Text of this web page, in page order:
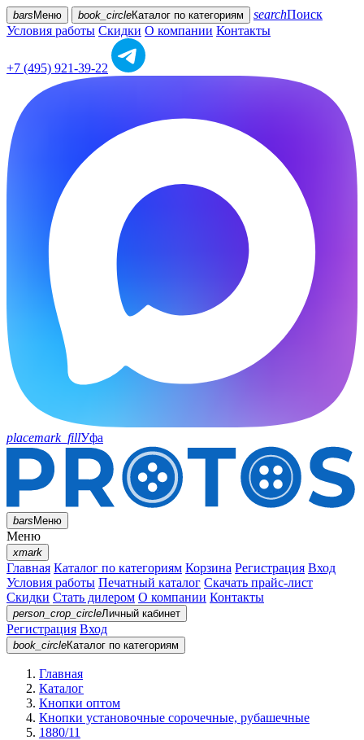
bars Меню book_circleКаталог по категориям searchПоиск
Условия работы Скидки О компании Контакты
+7 (495) 921-39-22
placemark_fillУфа
barsМеню
Меню
xmark
Главная Каталог по категориям Корзина Регистрация Вход
Условия работы Печатный каталог Скачать прайс-лист
Скидки Стать дилером О компании Контакты
person_crop_circleЛичный кабинет
Регистрация Вход
book_circleКаталог по категориям
Главная
Каталог
Кнопки оптом
Кнопки установочные сорочечные, рубашечные
1880/11